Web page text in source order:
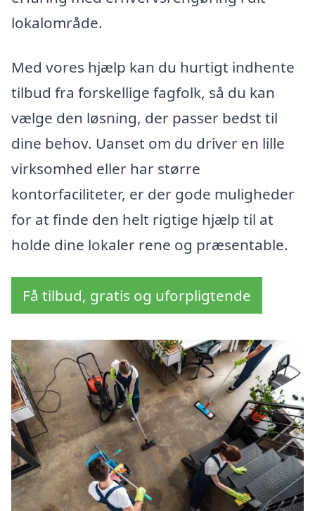
lokalområde.
Med vores hjælp kan du hurtigt indhente
tilbud fra forskellige fagfolk, så du kan
vælge den løsning, der passer bedst til
dine behov. Uanset om du driver en lille
virksomhed eller har større
kontorfaciliteter, er der gode muligheder
for at finde den helt rigtige hjælp til at
holde dine lokaler rene og præsentable.
Få tilbud, gratis og uforpligtende